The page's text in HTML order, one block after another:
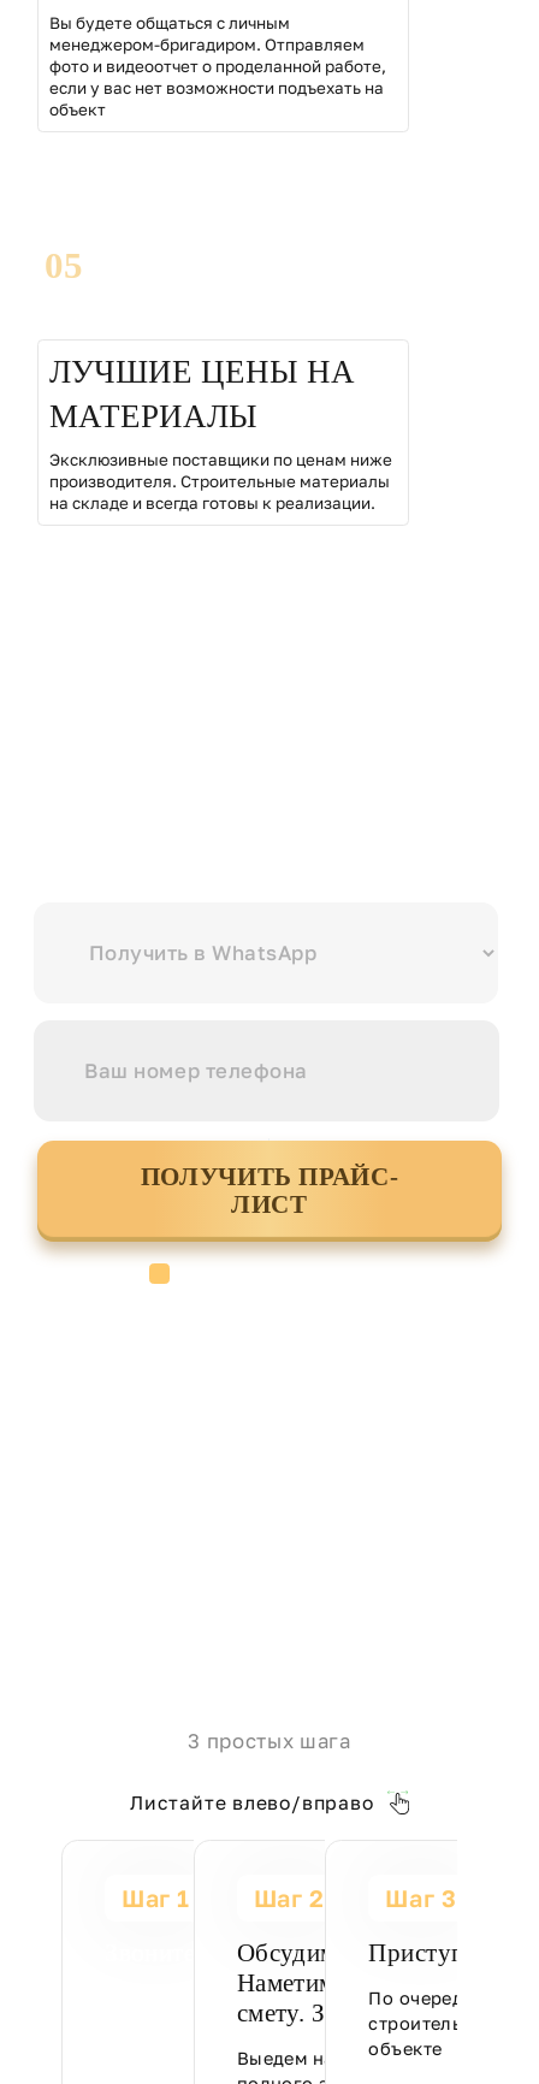
Вы будете общаться с личным
менеджером-бригадиром. Отправляем
фото и видеоотчет о проделанной работе,
если у вас нет возможности подъехать на
объект
05
ЛУЧШИЕ ЦЕНЫ НА
МАТЕРИАЛЫ
Эксклюзивные поставщики по ценам ниже
производителя. Строительные материалы
на складе и всегда готовы к реализации.
ПОЛУЧИТЬ ПРАЙС-
ЛИСТ
3 простых шага
Листайте влево/вправо
Шаг 1
+7 (910) 507-03-98
Познакомимся,
проконсультируем и
Шаг 2
Обсудим вашу задачу.
Наметим план. Составим
смету. Заключим договор
Выедем на объект для
Шаг 3
Приступаем к
По очередности
строительные
объекте